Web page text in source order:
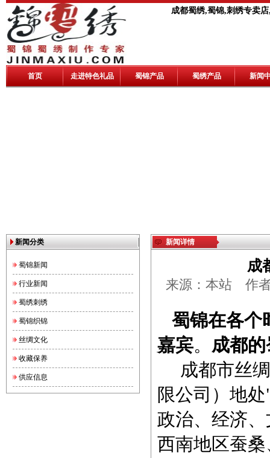
成都蜀绣,蜀锦,刺绣专卖
首页 走进特色礼品 蜀锦产品 蜀绣产品 新闻
新闻分类
蜀锦新闻
行业新闻
蜀绣刺绣
蜀锦织锦
丝绸文化
收藏保养
供应信息
新闻详情
成
来源：本站 作
蜀锦在各个
嘉宾。 成都
成都市丝绸
限公司）地
政治、经济
西南地区蚕